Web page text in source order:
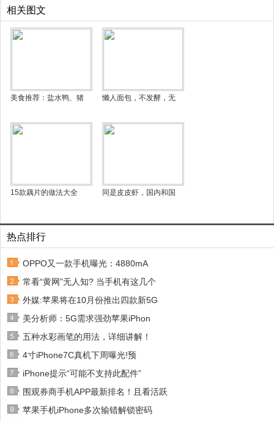
相关图文
美食推荐：盐水鸭、猪 懒人面包，不发酵，无
15款藕片的做法大全 同是皮皮虾，国内和国
热点排行
OPPO又一款手机曝光：4880mA
常看“黄网”无人知? 当手机有这几个
外媒:苹果将在10月份推出四款新5G
美分析师：5G需求强劲苹果iPhon
五种水彩画笔的用法，详细讲解！
4寸iPhone7C真机下周曝光!预
iPhone提示“可能不支持此配件”
围观券商手机APP最新排名！且看活跃
苹果手机iPhone多次输错解锁密码